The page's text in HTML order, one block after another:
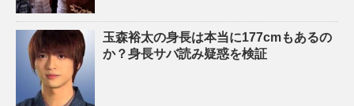
玉森裕太の身長は本当に177cmもあるの
か？身長サバ読み疑惑を検証